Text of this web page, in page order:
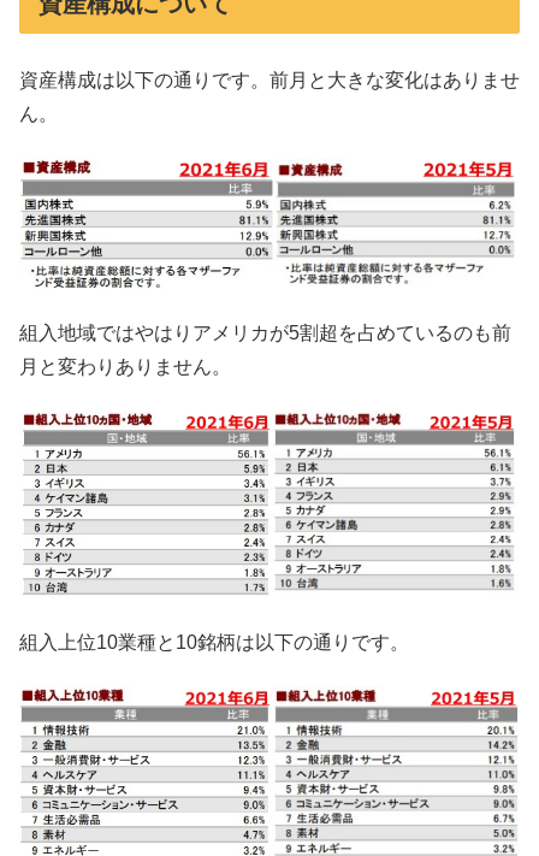
資産構成は以下の通りです。前月と大きな変化はありませ
ん。
組入地域ではやはりアメリカが5割超を占めているのも前
月と変わりありません。
組入上位10業種と10銘柄は以下の通りです。